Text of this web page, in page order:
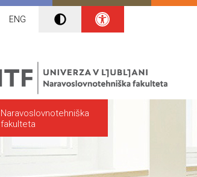
ENG
Naravoslovnotehniška
fakulteta